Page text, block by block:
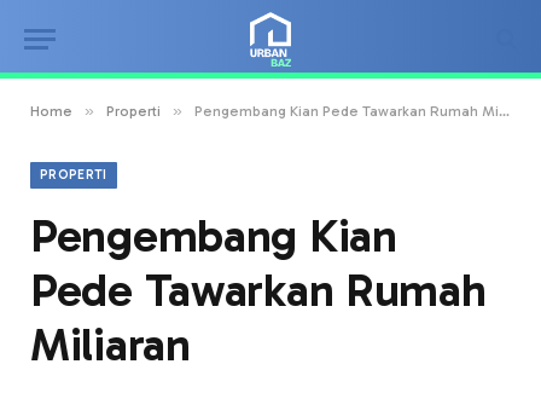
Home » Properti » Pengembang Kian Pede Tawarkan Rumah Miliaran
PROPERTI
Pengembang Kian
Pede Tawarkan Rumah
Miliaran